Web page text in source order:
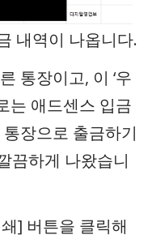
내역이 나옵니다.
통장이고, 이 ‘우
는 애드센스 입금
장으로 출금하기
끔하게 나왔습니
] 버튼을 클릭해